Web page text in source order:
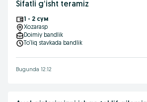
Sifatli gʻisht teramiz
1 - 2 сум
Xozarasp
Doimiy bandlik
To‘liq stavkada bandlik
Bugunda 12:12